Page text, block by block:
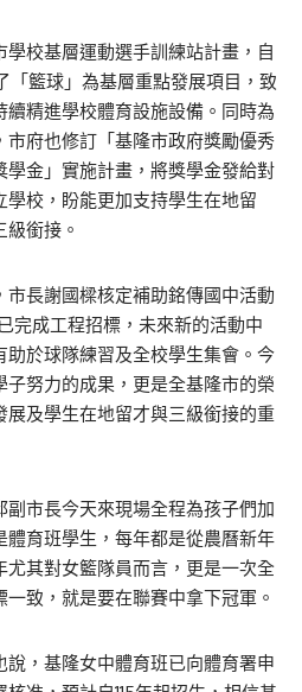
校基層運動選手訓練站計畫，自
「籃球」為基層重點發展項目，致
精進學校體育設施設備。同時為
市府也修訂「基隆市政府獎勵優秀
學金」實施計畫，將獎學金發給對
校，盼能更加支持學生在地留
銜接。
長謝國樑核定補助銘傳國中活動
完成工程招標，未來新的活動中
於球隊練習及全校學生集會。今
努力的成果，更是全基隆市的榮
及學生在地留才與三級銜接的重
市長今天來現場全程為孩子們加
育班學生，每年都是從農曆新年
其對女籃隊員而言，更是一次全
致，就是要在聯賽中拿下冠軍。
說，基隆女中體育班已向體育署申